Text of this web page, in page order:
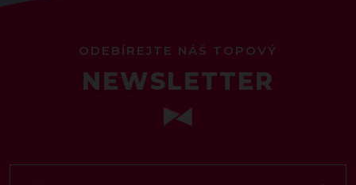
ODEBÍREJTE NÁŠ TOPOVÝ
NEWSLETTER